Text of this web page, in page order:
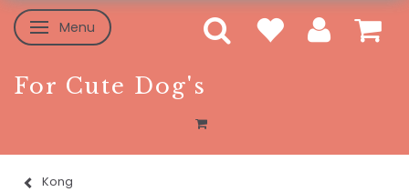
Skifte navigation
Menu
For Cute Dog's
Kong